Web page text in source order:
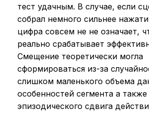
тест удачным. В случае, если
собрал немного сильнее
цифра совсем не не означает,
реально срабатывает
Смещение теоретически могла
сформироваться из-за
слишком маленького объема
особенностей сегмента а также
эпизодического сдвига